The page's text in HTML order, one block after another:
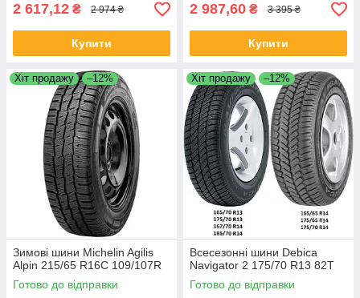
2 617,12 ₴ 2 974 ₴
Купити
2 987,60 ₴ 3 395 ₴
Купити
Хіт продажу –12%
Зимові шини Michelin Agilis
Alpin 215/65 R16C 109/107R
Готово до відправки
Хіт продажу –12%
Всесезонні шини Debica
Navigator 2 175/70 R13 82T
Готово до відправки